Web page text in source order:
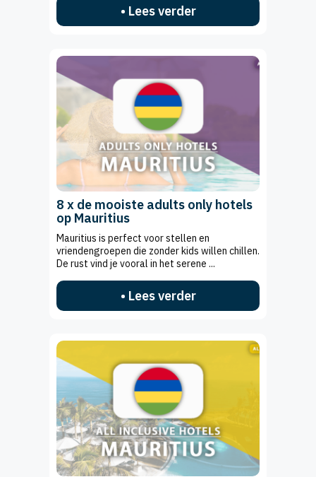
• Lees verder
8 x de mooiste adults only hotels
op Mauritius
Mauritius is perfect voor stellen en
vriendengroepen die zonder kids willen chillen.
De rust vind je vooral in het serene ...
• Lees verder